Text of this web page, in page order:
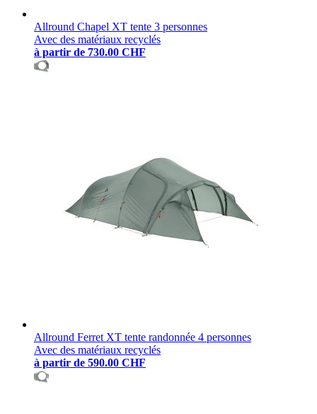
Allround Chapel XT tente 3 personnes
Avec des matériaux recyclés
à partir de 730.00 CHF
Allround Ferret XT tente randonnée 4 personnes
Avec des matériaux recyclés
à partir de 590.00 CHF